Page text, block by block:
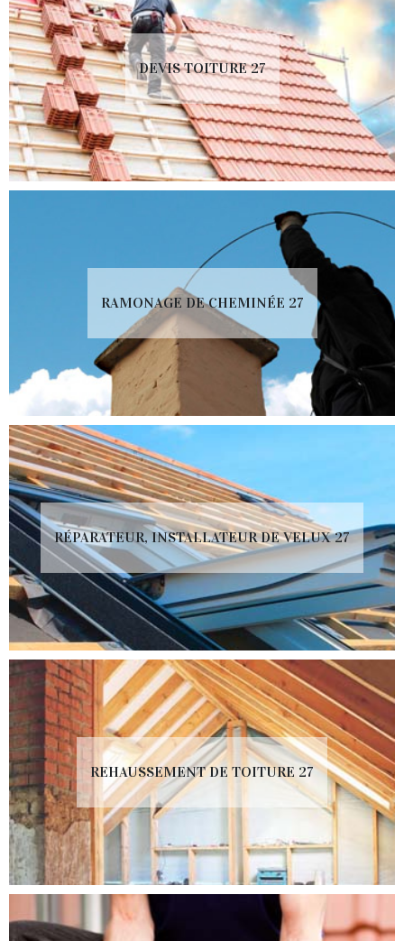
DEVIS TOITURE 27
RAMONAGE DE CHEMINÉE 27
RÉPARATEUR, INSTALLATEUR DE VELUX 27
REHAUSSEMENT DE TOITURE 27